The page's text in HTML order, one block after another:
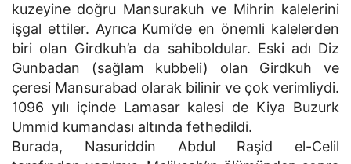
kuzeyine doğru Mansurakuh ve Mihrin kalelerini
işgal ettiler. Ayrıca Kumi’de en önemli kalelerden
biri olan Girdkuh’a da sahiboldular. Eski adı Diz
Gunbadan (sağlam kubbeli) olan Girdkuh ve
çeresi Mansurabad olarak bilinir ve çok verimliydi.
1096 yılı içinde Lamasar kalesi de Kiya Buzurk
Ummid kumandası altında fethedildi.
Burada, Nasuriddin Abdul Raşid el-Celil